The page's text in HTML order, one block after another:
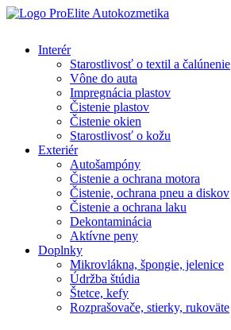
Interér
Starostlivosť o textil a čalúnenie
Vône do auta
Impregnácia plastov
Čistenie plastov
Čistenie okien
Starostlivosť o kožu
Exteriér
Autošampóny
Čistenie a ochrana motora
Čistenie, ochrana pneu a diskov
Čistenie a ochrana laku
Dekontaminácia
Aktívne peny
Doplnky
Mikrovlákna, špongie, jelenice
Údržba štúdia
Štetce, kefy
Rozprašovače, stierky, rukoväte